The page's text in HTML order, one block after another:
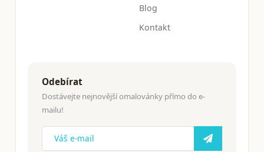
Blog
Kontakt
Odebírat
Dostávejte nejnovější omalovánky přímo do e-
mailu!